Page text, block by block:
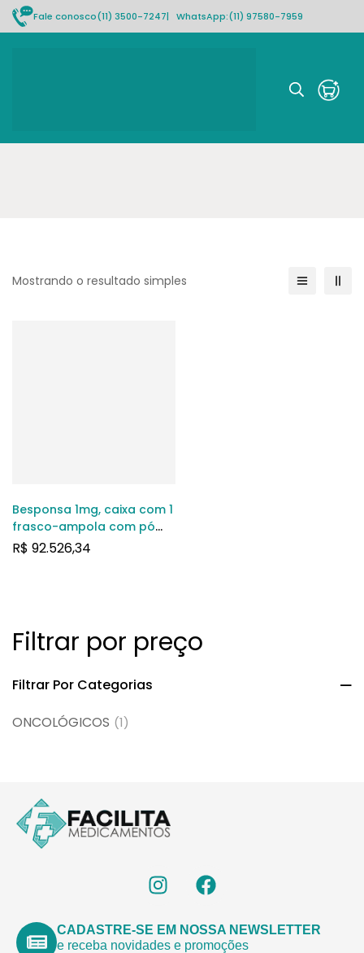
Fale conosco(11) 3500-7247| WhatsApp:(11) 97580-7959
Filtrar por preço
Filtrar Por Categorias
ONCOLÓGICOS (1)
Mostrando o resultado simples
Besponsa 1mg, caixa com 1
frasco-ampola com pó
para solução de uso
R$ 92.526,34
CADASTRE-SE EM NOSSA NEWSLETTER
e receba novidades e promoções